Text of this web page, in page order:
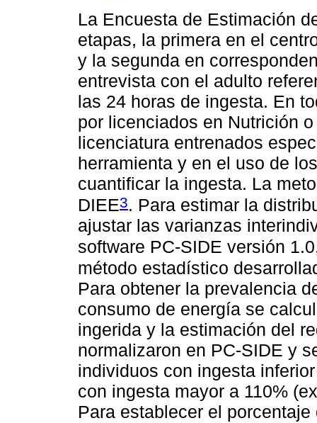
La Encuesta de Estimación
etapas, la primera en el
y la segunda en
entrevista con el adulto
las 24 horas de ingesta. En
por licenciados en Nutrición
licenciatura entrenados
herramienta y en el uso de
cuantificar la ingesta. La
DIEE3. Para estimar la
ajustar las varianzas
software PC-SIDE versión
método estadístico
Para obtener la prevalencia
consumo de energía se
ingerida y la estimación del
normalizaron en PC-SIDE y
individuos con ingesta
con ingesta mayor a 110%
Para establecer el